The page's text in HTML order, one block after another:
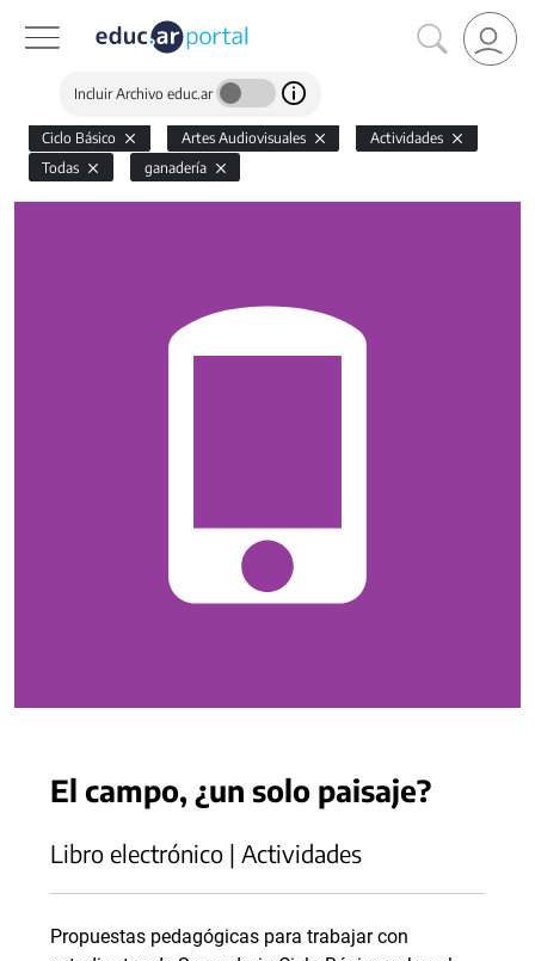
Incluir Archivo educ.ar
Ciclo Básico Artes Audiovisuales
Actividades
Todas
ganadería
El campo, ¿un solo paisaje?
Libro electrónico | Actividades
Propuestas pedagógicas para trabajar con